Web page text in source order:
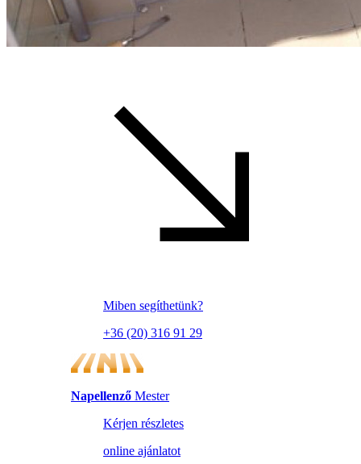
Miben segíthetünk?
+36 (20) 316 91 29
Napellenző Mester
Kérjen részletes
online ajánlatot